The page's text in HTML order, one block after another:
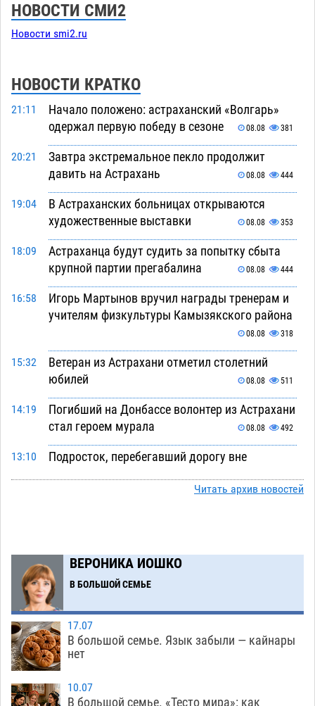
НОВОСТИ СМИ2
Новости smi2.ru
НОВОСТИ КРАТКО
21:11
Начало положено: астраханский «Волгарь»
одержал первую победу в сезоне
08.08 381
20:21
Завтра экстремальное пекло продолжит
давить на Астрахань
08.08 444
19:04
В Астраханских больницах открываются
художественные выставки
08.08 353
18:09
Астраханца будут судить за попытку сбыта
крупной партии прегабалина
08.08 444
16:58
Игорь Мартынов вручил награды тренерам и
учителям физкультуры Камызякского района
08.08 318
15:32
Ветеран из Астрахани отметил столетний
юбилей
08.08 511
14:19
Погибший на Донбассе волонтер из Астрахани
стал героем мурала
08.08 492
13:10
Подросток, перебегавший дорогу вне
08.08 618
08.08 414
10:51
Фаворитская ноша: астраханские
гандболисты крупно проиграли пермякам
09:00
Лидеры чеченской диаспоры в Астрахани
осудили выходку молодого лихача с улицы
Никольской
Читать архив новостей
ВЕРОНИКА ИОШКО
В БОЛЬШОЙ СЕМЬЕ
17.07
В большой семье. Язык забыли — кайнары
нет
10.07
В большой семье. «Тесто мира»: как